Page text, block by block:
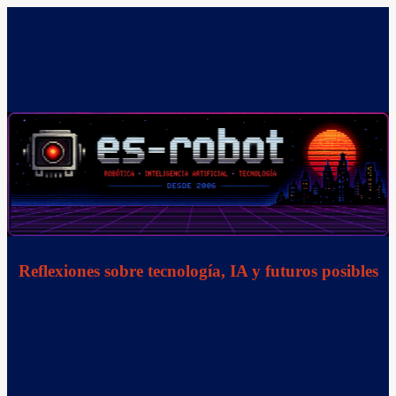
Reflexiones sobre tecnología, IA y futuros posibles